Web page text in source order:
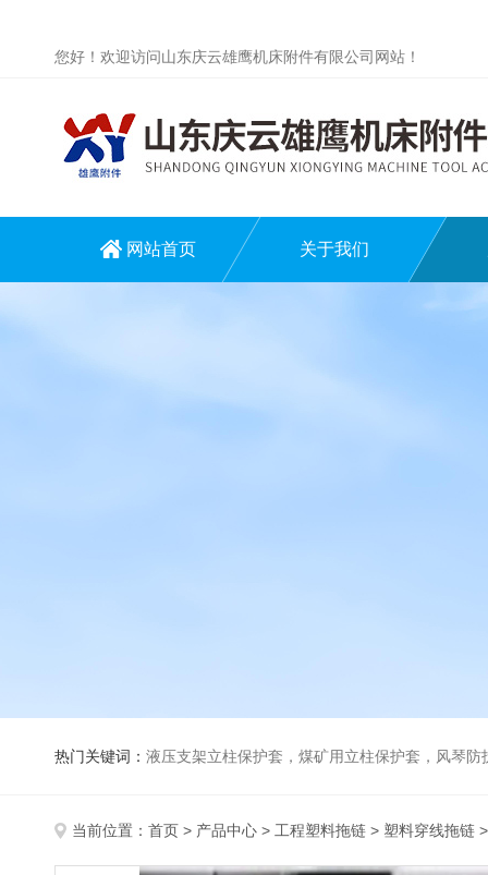
您好！欢迎访问山东庆云雄鹰机床附件有限公司网站！
网站首页 关于我们
热门关键词： 液压支架立柱保护套，煤矿用立柱保护套，风琴
当前位置： 首页 > 产品中心 > 工程塑料拖链 > 塑料穿线拖链